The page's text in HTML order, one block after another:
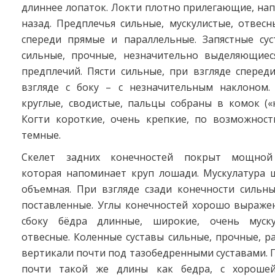
длиннее лопаток. Локти плотно прилегающие,
назад. Предплечья сильные, мускулистые,
спереди прямые и параллельные. Запястные
сильные, прочные, незначительно
предплечий. Пясти сильные, при взгляде
взгляде с боку – с незначительным
круглые, сводистые, пальцы собраны в комок
Когти короткие, очень крепкие, по
темные.
Скелет задних конечностей покрыт мощной
которая напоминает круп лошади. Мускулатура
объемная. При взгляде сзади конечности
поставленные. Углы конечностей хорошо
сбоку бёдра длинные, широкие, очень
отвесные. Коленные суставы сильные, прочные,
вертикали почти под тазобедренными суставами.
почти такой же длины как бедра, с хорошей